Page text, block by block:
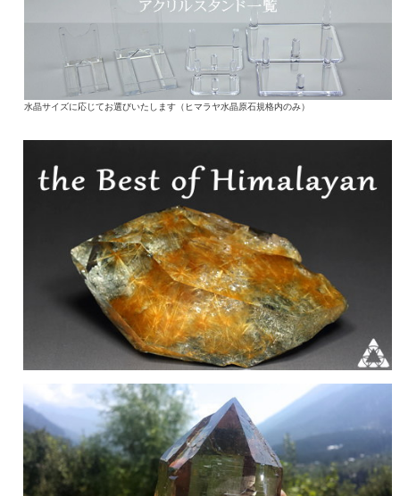
水晶サイズに応じてお選びいたします（ヒマラヤ水晶原石規格内のみ）